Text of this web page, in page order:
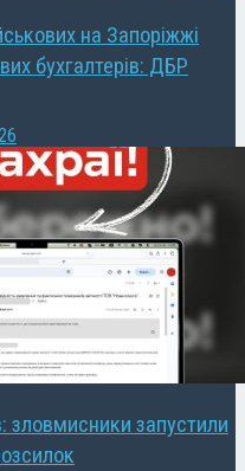
на Запоріжжі
бухгалтерів: ДБР
зловмисники запустили